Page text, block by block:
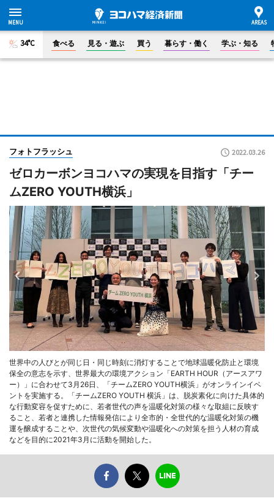
34°C 食べる 見る・遊ぶ 買う 暮らす・働く 学ぶ・知る
フォトフラッシュ 2022.03.26
ゼロカーボンヨコハマの実現を目指す「チー
ムZERO YOUTH横浜」
世界中の人びとが同じ日・同じ時刻に消灯することで地球温暖化防止と環境
保全の意志を示す、世界最大の環境アクション「EARTH HOUR（アースアワ
ー）」に合わせて3月26日、「チームZERO YOUTH横浜」がオンラインイベ
ントを実施する。「チームZERO YOUTH 横浜」は、脱炭素化に向けた具体的
な行動変容を促すために、若者世代の声を温暖化対策の様々な取組に反映す
ること、若者と連携した情報発信により全市的・全世代的な温暖化対策の機
運を醸成することや、次世代の気候変動や温暖化への対策を担う人材の育成
などを目的に2021年3月に活動を開始した。